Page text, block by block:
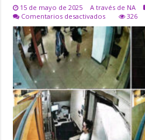
15 de mayo de 2025 A través de NA
Comentarios desactivadosen
ESTAFA
$LIBRA:
LA
MADRE
Y
HERMANA
NOVELLI
VINCULADO
AL
ESCÁNDALO,
RETIRARON
DINERO
326